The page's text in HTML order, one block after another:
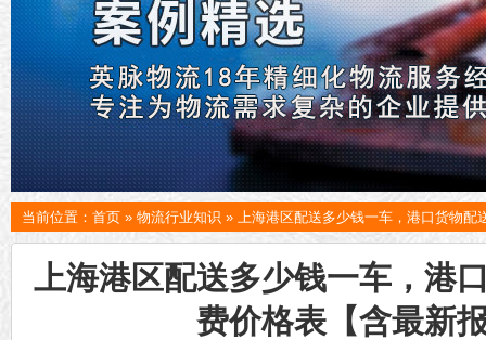
当前位置： 首页 » 物流行业知识 » 上海港区配送多少钱一车，港口货物配
上海港区配送多少钱一车，港
费价格表【含最新